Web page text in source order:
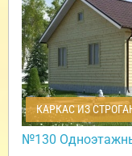
КАРКАС ИЗ
№130